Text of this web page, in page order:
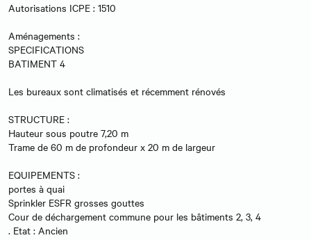
Autorisations ICPE : 1510
Aménagements :
SPECIFICATIONS
BATIMENT 4
Les bureaux sont climatisés et récemment rénovés
STRUCTURE :
Hauteur sous poutre 7,20 m
Trame de 60 m de profondeur x 20 m de largeur
EQUIPEMENTS :
portes à quai
Sprinkler ESFR grosses gouttes
Cour de déchargement commune pour les bâtiments 2, 3, 4
. Etat : Ancien